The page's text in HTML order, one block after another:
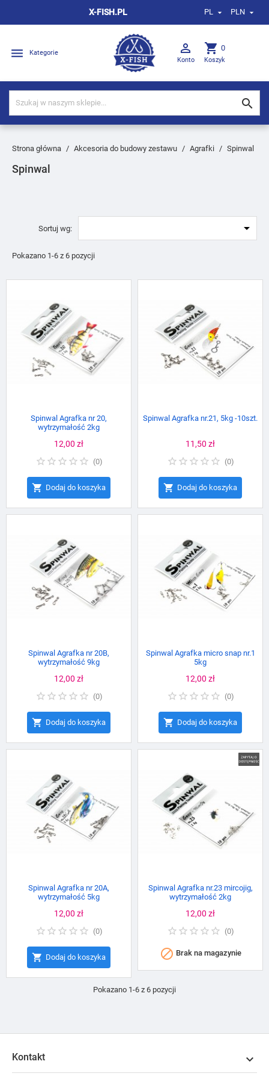
X-FISH.PL PL  PLN 
 Kategorie 
Konto
shopping_cart 0
Koszyk

Strona główna Akcesoria do budowy zestawu Agrafki Spinwal
Spinwal
Sortuj wg: 
Pokazano 1-6 z 6 pozycji
Spinwal Agrafka nr 20,
wytrzymałość 2kg
Cena
12,00 zł
(0)
 Dodaj do koszyka
Spinwal Agrafka nr.21, 5kg -10szt.
Cena
11,50 zł
(0)
 Dodaj do koszyka
Spinwal Agrafka nr 20B,
wytrzymałość 9kg
Cena
12,00 zł
(0)
 Dodaj do koszyka
Spinwal Agrafka micro snap nr.1
5kg
Cena
12,00 zł
(0)
 Dodaj do koszyka
Spinwal Agrafka nr 20A,
wytrzymałość 5kg
Cena
12,00 zł
(0)
 Dodaj do koszyka
Spinwal Agrafka nr.23 mircojig,
wytrzymałość 2kg
Cena
12,00 zł
(0)
 Brak na magazynie
Pokazano 1-6 z 6 pozycji
Kontakt 